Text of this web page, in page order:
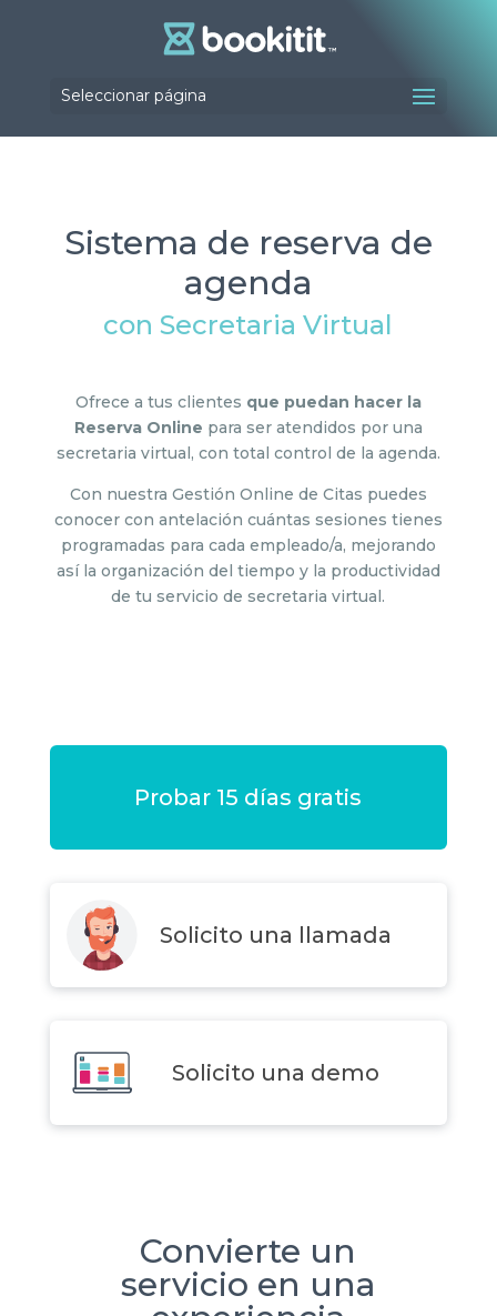
Seleccionar página
Sistema de reserva de
agenda
conSecretaria Virtual
Ofrece a tus clientes que puedan hacer la
Reserva Online para ser atendidos por una
secretaria virtual, con total control de la agenda.
Con nuestra Gestión Online de Citas puedes
conocer con antelación cuántas sesiones tienes
programadas para cada empleado/a, mejorando
así la organización del tiempo y la productividad
de tu servicio de secretaria virtual.
Probar 15 días gratis
Solicito una llamada
Solicito una demo
Convierte un
servicio en una